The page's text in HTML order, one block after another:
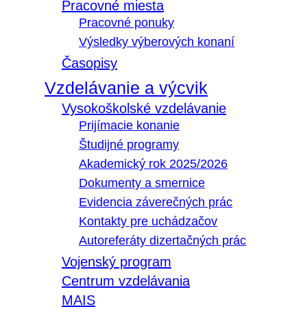
Pracovné miesta
Pracovné ponuky
Výsledky výberových konaní
Časopisy
Vzdelávanie a výcvik
Vysokoškolské vzdelávanie
Prijímacie konanie
Študijné programy
Akademický rok 2025/2026
Dokumenty a smernice
Evidencia záverečných prác
Kontakty pre uchádzačov
Autoreferáty dizertačných prác
Vojenský program
Centrum vzdelávania
MAIS